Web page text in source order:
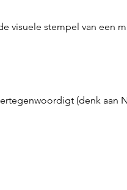
visuele stempel van een
(denk aan